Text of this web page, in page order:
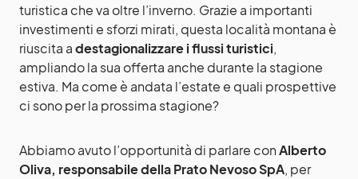
turistica che va oltre l’inverno. Grazie a importanti
investimenti e sforzi mirati, questa località montana è
riuscita adestagionalizzare i flussi turistici,
ampliando la sua offerta anche durante la stagione
estiva. Ma come è andata l’estate e quali prospettive
ci sono per la prossima stagione?
Abbiamo avuto l’opportunità di parlare conAlberto
Oliva, responsabile della Prato Nevoso SpA, per